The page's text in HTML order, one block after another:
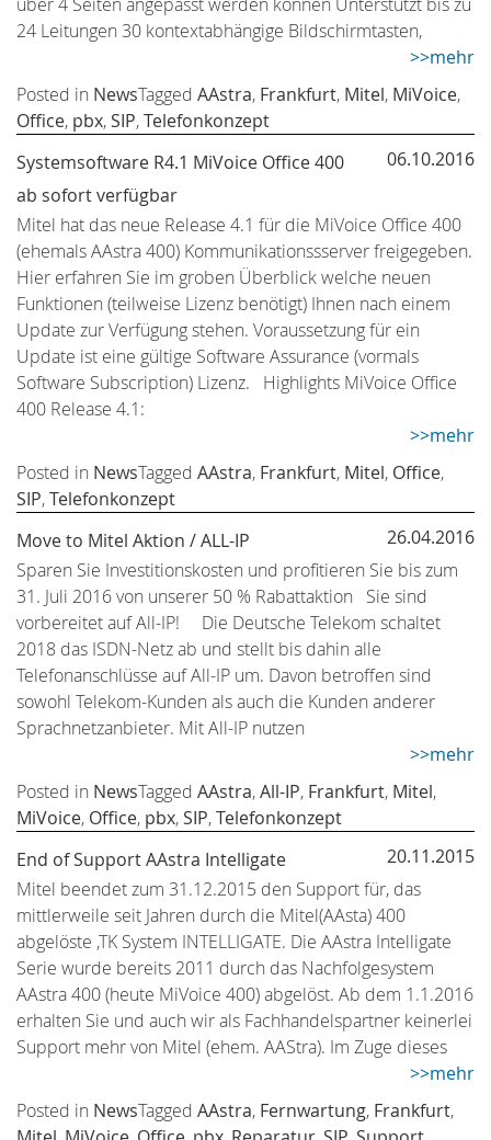
24 Leitungen 30 kontextabhängige Bildschirmtasten,
>>mehr
Posted in NewsTagged AAstra, Frankfurt, Mitel, MiVoice,
Office, pbx,SIP,Telefonkonzept
Systemsoftware R4.1 MiVoice Office 400
ab sofort verfügbar
06.10.2016
Mitel hat das neue Release 4.1 für die MiVoice Office 400
(ehemals AAstra 400) Kommunikationssserver freigegeben.
Hier erfahren Sie im groben Überblick welche neuen
Funktionen (teilweise Lizenz benötigt) Ihnen nach einem
Update zur Verfügung stehen. Voraussetzung für ein
Update ist eine gültige Software Assurance (vormals
Software Subscription) Lizenz. Highlights MiVoice Office
400 Release 4.1:
>>mehr
Posted in NewsTagged AAstra, Frankfurt, Mitel, Office,
SIP,Telefonkonzept
Move to Mitel Aktion / ALL-IP
26.04.2016
Sparen Sie Investitionskosten und profitieren Sie bis zum
31. Juli 2016 von unserer 50 % Rabattaktion Sie sind
vorbereitet auf All-IP! Die Deutsche Telekom schaltet
2018 das ISDN-Netz ab und stellt bis dahin alle
Telefonanschlüsse auf All-IP um. Davon betroffen sind
sowohl Telekom-Kunden als auch die Kunden anderer
Sprachnetzanbieter. Mit All-IP nutzen
>>mehr
Posted in NewsTagged AAstra,All-IP, Frankfurt, Mitel,
MiVoice, Office, pbx,SIP,Telefonkonzept
End of Support AAstra Intelligate
20.11.2015
Mitel beendet zum 31.12.2015 den Support für, das
mittlerweile seit Jahren durch die Mitel(AAsta) 400
abgelöste ,TK System INTELLIGATE. Die AAstra Intelligate
Serie wurde bereits 2011 durch das Nachfolgesystem
AAstra 400 (heute MiVoice 400) abgelöst. Ab dem 1.1.2016
erhalten Sie und auch wir als Fachhandelspartner keinerlei
Support mehr von Mitel (ehem. AAStra). Im Zuge dieses
>>mehr
Posted in NewsTagged AAstra, Fernwartung, Frankfurt,